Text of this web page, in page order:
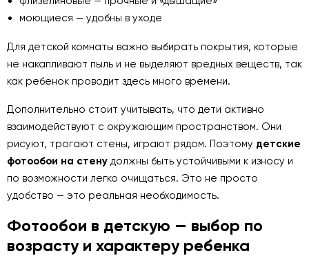
моющиеся — удобны в уходе
Для детской комнаты важно выбирать покрытия, которые
не накапливают пыль и не выделяют вредных веществ, так
как ребенок проводит здесь много времени.
Дополнительно стоит учитывать, что дети активно
взаимодействуют с окружающим пространством. Они
рисуют, трогают стены, играют рядом. Поэтому детские
фотообои на стену должны быть устойчивыми к износу и
по возможности легко очищаться. Это не просто
удобство — это реальная необходимость.
Фотообои в детскую — выбор по
возрасту и характеру ребенка